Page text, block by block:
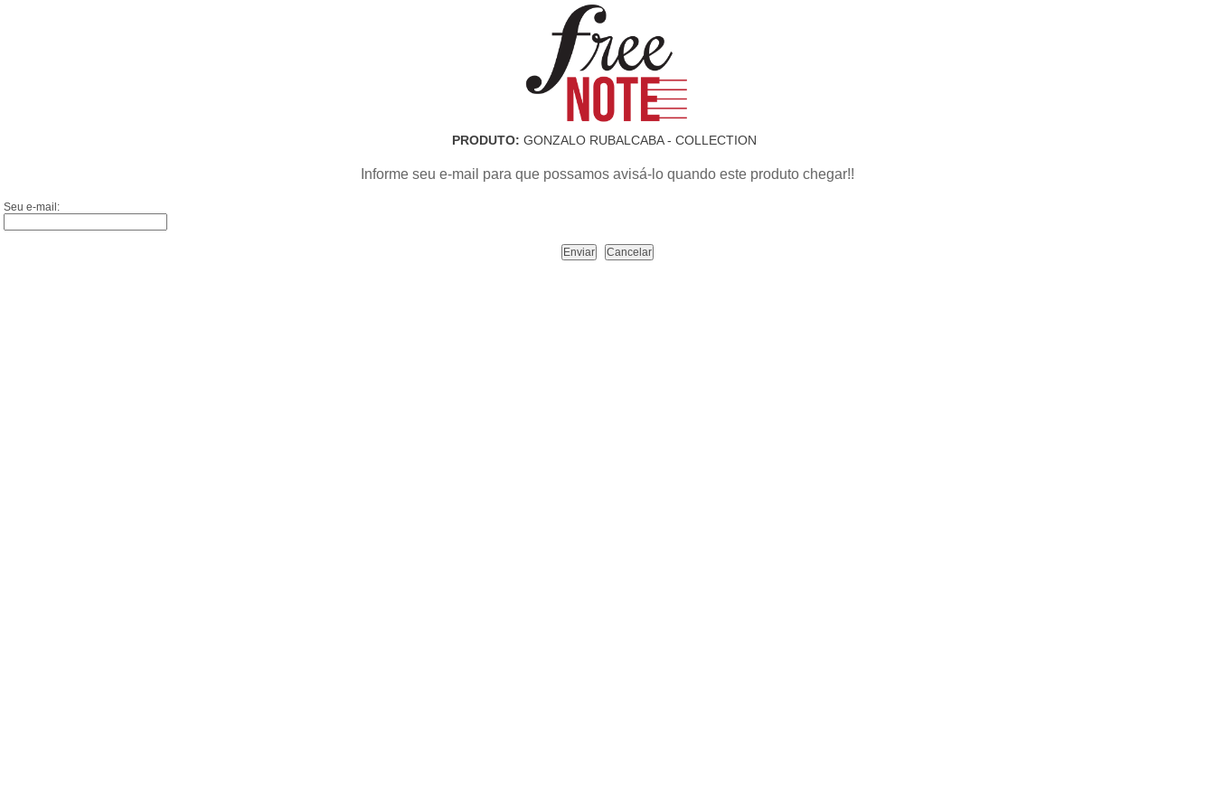
PRODUTO: GONZALO RUBALCABA - COLLECTION
Informe seu e-mail para que possamos avisá-lo quando este produto chegar!!
Seu e-mail: